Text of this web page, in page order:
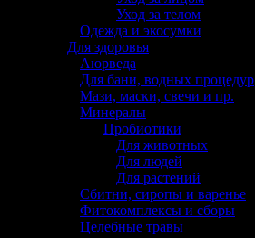
Уход за телом
Одежда и экосумки
Для здоровья
Аюрведа
Для бани, водных процедур
Мази, маски, свечи и пр.
Минералы
Пробиотики
Для животных
Для людей
Для растений
Сбитни, сиропы и варенье
Фитокомплексы и сборы
Целебные травы